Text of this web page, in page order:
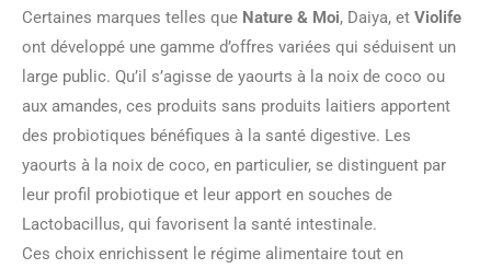
Certaines marques telles que Nature & Moi, Daiya, et Violife
ont développé une gamme d’offres variées qui séduisent un
large public. Qu’il s’agisse de yaourts à la noix de coco ou
aux amandes, ces produits sans produits laitiers apportent
des probiotiques bénéfiques à la santé digestive. Les
yaourts à la noix de coco, en particulier, se distinguent par
leur profil probiotique et leur apport en souches de
Lactobacillus, qui favorisent la santé intestinale.
Ces choix enrichissent le régime alimentaire tout en